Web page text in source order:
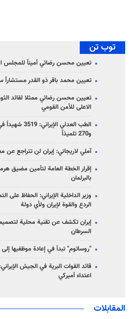
توب تن
تعيين محسن رضائي أميناً للمجلس
تعيين محمد باقر ذو القدر مستشاراً
تعيين محسن رضائي ممثلا لقائد
الاعلى للأمن القومي
و270 تلميذاً
آملي لاريجاني: إيران لن تتراجع
إقرار الخطة العامة لتأمين مضيق
بالبرلمان
وزير الداخلية الإيراني: الحفاظ
الردع والقوة لإيران ولأي دولة
إيران تكشف عن تقنية محلية
السرطان
"روساتوم" تبدأ في إعادة موظفيها
قائد القوات البرية في الجيش
اعتداء أميركي
المقابلات